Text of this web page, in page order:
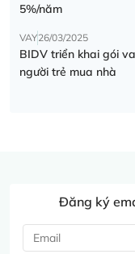
5%/năm
VAY26/03/2025
BIDV triển khai gói
người trẻ mua nhà
Đăng ký